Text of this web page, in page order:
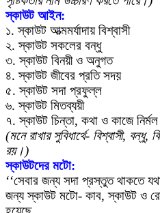
স্কাউট আইন:
১. স্কাউট আত্মমর্যাদায় বিশ্বাসী
২. স্কাউট সকলের বন্ধু
৩. স্কাউট বিনয়ী ও অনুগত
৪. স্কাউট জীবের প্রতি সদয়
৫. স্কাউট সদা প্রফুল্ল
৬. স্কাউট মিতব্যয়ী
৭. স্কাউট চিন্তা, কথা ও কাজে
(মনে রাখার সুবিধার্থে- বিশ্বাসী,
রয়।)
স্কাউটদের মটো:
‘‘সেবার জন্য সদা প্রস্তুত থাকতে
জন্য স্কাউট মটো- কাব, স্কাউট ও